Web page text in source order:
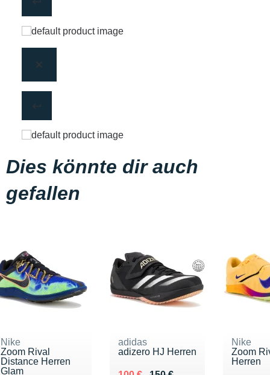
Dies könnte dir auch
gefallen
Nike
Zoom Rival
Distance Herren
Glam
adidas
adizero HJ Herren
Nike
Zoom
Herren